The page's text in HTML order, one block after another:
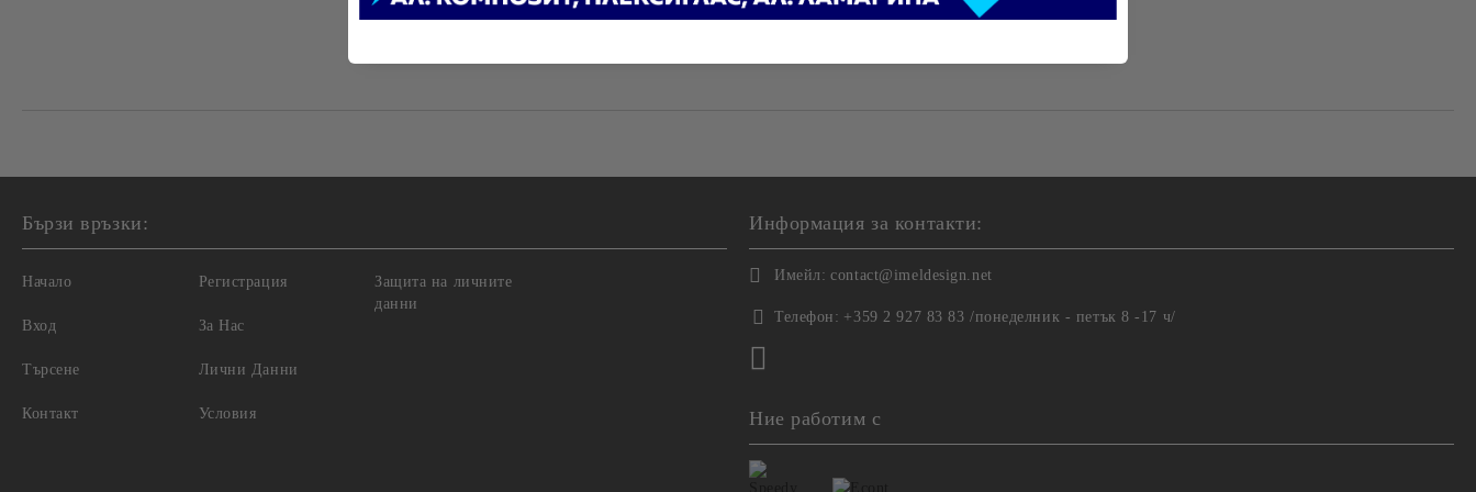
Tweet
Бързи връзки:
Начало
Вход
Търсене
Контакт
Регистрация
За Нас
Лични Данни
Условия
Защита на личните
данни
Информация за контакти:
Имейл: contact@imeldesign.net
Телефон: +359 2 927 83 83 /понеделник - петък 8 -17 ч/
Ние работим с